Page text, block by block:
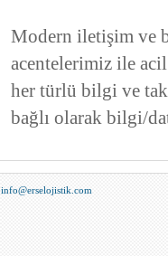
Modern iletişim ve
acentelerimiz ile
her türlü bilgi ve
bağlı olarak bilgi/
info@erselojistik.com